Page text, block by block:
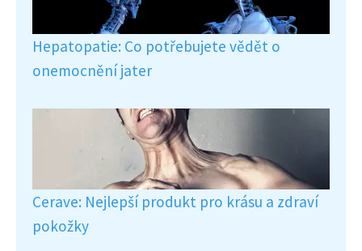
Hepatopatie: Co potřebujete vědět o
onemocnění jater
Cerave: Nejlepší produkt pro krásu a zdraví
pokožky